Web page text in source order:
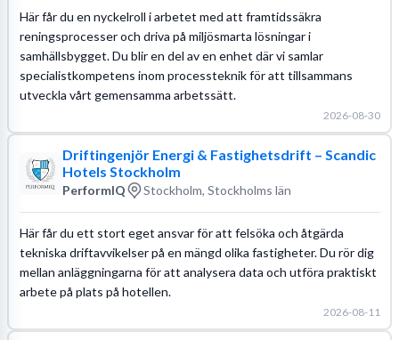
Här får du en nyckelroll i arbetet med att framtidssäkra
reningsprocesser och driva på miljösmarta lösningar i
samhällsbygget. Du blir en del av en enhet där vi samlar
specialistkompetens inom processteknik för att tillsammans
utveckla vårt gemensamma arbetssätt.
2026-08-30
Driftingenjör Energi & Fastighetsdrift – Scandic
Hotels Stockholm
PerformIQ Stockholm, Stockholms län
Här får du ett stort eget ansvar för att felsöka och åtgärda
tekniska driftavvikelser på en mängd olika fastigheter. Du rör dig
mellan anläggningarna för att analysera data och utföra praktiskt
arbete på plats på hotellen.
2026-08-11